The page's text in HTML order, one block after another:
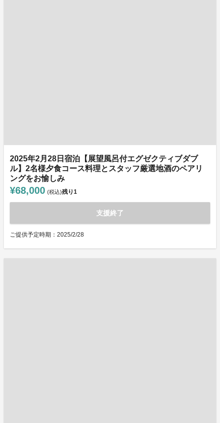
2025年2月28日宿泊【展望風呂付エグゼクティブダブ
ル】2名様夕食コース料理とスタッフ厳選地酒のペアリ
ングをお愉しみ
¥68,000 (税込)残り1
支援終了
ご提供予定時期：2025/2/28